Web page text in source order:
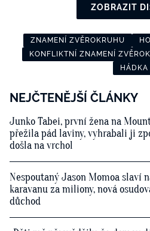
ZOBRAZIT
ZNAMENÍ ZVĚROKRUHU
KONFLIKTNÍ ZNAMENÍ
HÁDKA
NEJČTENĚJŠÍ ČLÁNKY
Junko Tabei, první žena na
přežila pád laviny, vyhrabali ji
došla na vrchol
Nespoutaný Jason Momoa slaví
karavanu za miliony, nová
důchod